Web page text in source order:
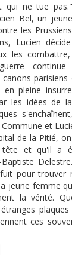
qui ne tue
Bel, un
les
Lucien
les
en pleine
les idées de
et
de la Pitié,
et qu'il a
Baptiste
pour
jeune femme
la vérité.
ces